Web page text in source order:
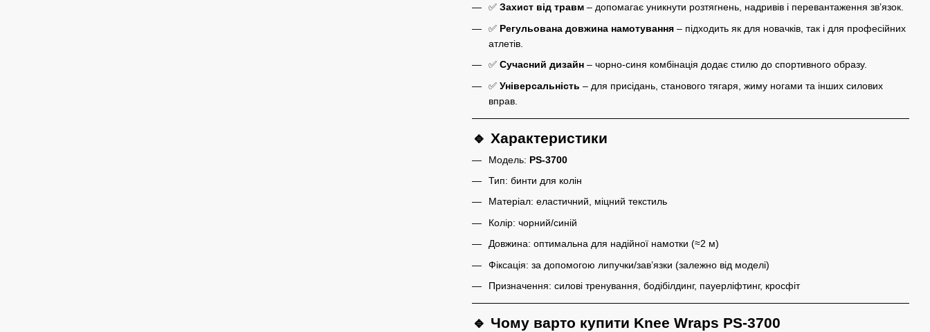
✅ Захист від травм – допомагає уникнути розтягнень, надривів і перевантаження зв’язок.
✅ Регульована довжина намотування – підходить як для новачків, так і для професійних
атлетів.
✅ Сучасний дизайн – чорно-синя комбінація додає стилю до спортивного образу.
✅ Універсальність – для присідань, станового тягаря, жиму ногами та інших силових
вправ.
🔹 Характеристики
Модель: PS-3700
Тип: бинти для колін
Матеріал: еластичний, міцний текстиль
Колір: чорний/синій
Довжина: оптимальна для надійної намотки (≈2 м)
Фіксація: за допомогою липучки/зав’язки (залежно від моделі)
Призначення: силові тренування, бодібілдинг, пауерліфтинг, кросфіт
🔹 Чому варто купити Knee Wraps PS-3700